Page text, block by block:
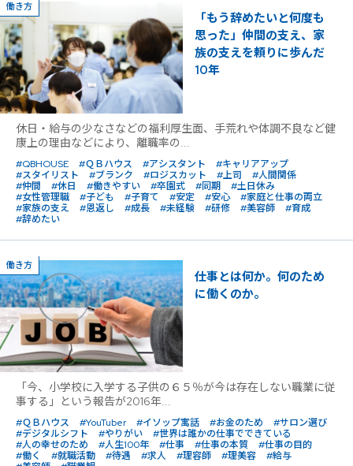
働き方
「もう辞めたいと何度も
思った」仲間の支え、家
族の支えを頼りに歩んだ
10年
休日・給与の少なさなどの福利厚生面、手荒れや体調不良など健
康上の理由などにより、離職率の...
#QBHOUSE #ＱＢハウス #アシスタント
#キャリアアップ
#スタイリスト
#ブランク #ロジスカット #上司
#人間関係
#仲間
#休日 #働きやすい #卒園式 #同期
#土日休み
#女性管理職
#子ども #子育て #安定 #安心
#家庭と仕事の両立
#家族の支え
#恩返し #成長 #未経験 #研修 #美容師
#育成
#辞めたい
働き方
仕事とは何か。何のため
に働くのか。
「今、小学校に入学する子供の６５％が今は存在しない職業に従
事する」という報告が2016年...
#ＱＢハウス #YouTuber #イソップ寓話 #お金のため
#サロン選び
#デジタルシフト
#やりがい
#世界は誰かの仕事でできている
#人の幸せのため
#人生100年 #仕事 #仕事の本質
#仕事の目的
#働く
#就職活動 #待遇 #求人 #理容師 #理美容
#給与